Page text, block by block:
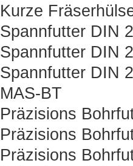
Kurze
Spannfutter DIN
Spannfutter DIN
Spannfutter DIN
MAS-BT
Präzisions
Präzisions
Präzisions